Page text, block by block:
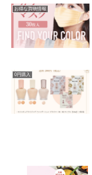
お得な買物情報
0円購入